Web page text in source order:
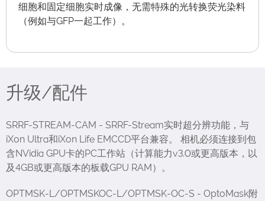
细胞和固定细胞实时成像，无需特殊的光转换荧光染料
（例如与GFP一起工作）。
升级/配件
SRRF-STREAM-CAM - SRRF-Stream实时超分辨功能，与
iXon Ultra和iXon Life EMCCD平台兼容。 相机必须连接到包
含NVidia GPU卡的PC工作站（计算能力v3.0或更高版本，以
及4GB或更高版本的板载GPU RAM）。
OPTMSK-L/OPTMSKOC-L/OPTMSK-OC-S - OptoMask附